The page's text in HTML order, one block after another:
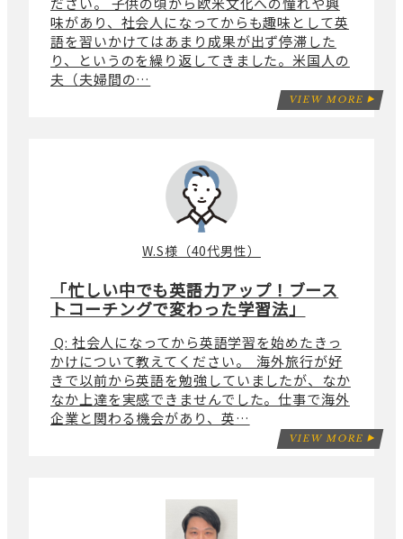
味があり、社会人になってからも趣味として英
語を習いかけてはあまり成果が出ず停滞した
り、というのを繰り返してきました。米国人の
夫（夫婦間の…
VIEW MORE
「忙しい中でも英語力アップ！ブース
トコーチングで変わった学習法」
W.S様（40代男性）
Q: 社会人になってから英語学習を始めたきっ
かけについて教えてください。 海外旅行が好
きで以前から英語を勉強していましたが、なか
なか上達を実感できませんでした。仕事で海外
企業と関わる機会があり、英…
VIEW MORE